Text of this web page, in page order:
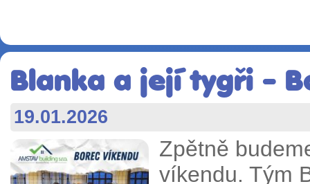
Blanka a její tygři -
19.01.2026
Zpětně
víkendu. Tým